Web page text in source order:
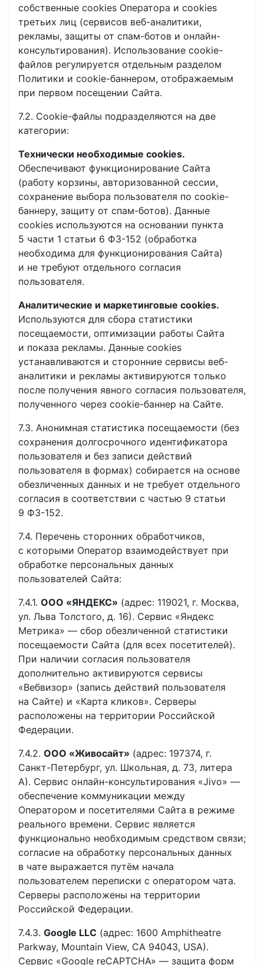
собственные cookies Оператора и cookies
третьих лиц (сервисов веб-аналитики,
рекламы, защиты от спам-ботов и онлайн-
консультирования). Использование cookie-
файлов регулируется отдельным разделом
Политики и cookie-баннером, отображаемым
при первом посещении Сайта.
7.2. Cookie-файлы подразделяются на две
категории:
Технически необходимые cookies.
Обеспечивают функционирование Сайта
(работу корзины, авторизованной сессии,
сохранение выбора пользователя по cookie-
баннеру, защиту от спам-ботов). Данные
cookies используются на основании пункта
5 части 1 статьи 6 ФЗ-152 (обработка
необходима для функционирования Сайта)
и не требуют отдельного согласия
пользователя.
Аналитические и маркетинговые cookies.
Используются для сбора статистики
посещаемости, оптимизации работы Сайта
и показа рекламы. Данные cookies
устанавливаются и сторонние сервисы веб-
аналитики и рекламы активируются только
после получения явного согласия пользователя,
полученного через cookie-баннер на Сайте.
7.3. Анонимная статистика посещаемости (без
сохранения долгосрочного идентификатора
пользователя и без записи действий
пользователя в формах) собирается на основе
обезличенных данных и не требует отдельного
согласия в соответствии с частью 9 статьи
9 ФЗ-152.
7.4. Перечень сторонних обработчиков,
с которыми Оператор взаимодействует при
обработке персональных данных
пользователей Сайта:
7.4.1. ООО «ЯНДЕКС» (адрес: 119021, г. Москва,
ул. Льва Толстого, д. 16). Сервис «Яндекс
Метрика» — сбор обезличенной статистики
посещаемости Сайта (для всех посетителей).
При наличии согласия пользователя
дополнительно активируются сервисы
«Вебвизор» (запись действий пользователя
на Сайте) и «Карта кликов». Серверы
расположены на территории Российской
Федерации.
7.4.2. ООО «Живосайт» (адрес: 197374, г.
Санкт-Петербург, ул. Школьная, д. 73, литера
А). Сервис онлайн-консультирования «Jivo» —
обеспечение коммуникации между
Оператором и посетителями Сайта в режиме
реального времени. Сервис является
функционально необходимым средством связи;
согласие на обработку персональных данных
в чате выражается путём начала
пользователем переписки с оператором чата.
Серверы расположены на территории
Российской Федерации.
7.4.3. Google LLC (адрес: 1600 Amphitheatre
Parkway, Mountain View, CA 94043, USA).
Сервис «Google reCAPTCHA» — защита форм